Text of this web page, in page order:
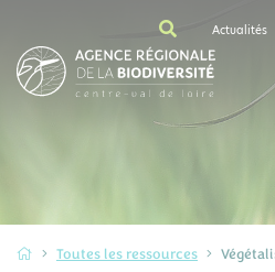
Actualités
Toutes les ressources